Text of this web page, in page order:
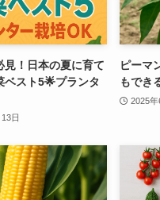
見！日本の夏に育て
ベスト5🌟プランタ
日
ピーマ
もでき
2025年